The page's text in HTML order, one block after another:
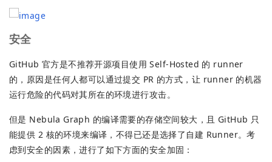
安全
GitHub 官方是不推荐开源项目使用 Self-Hosted 的 runner
的，原因是任何人都可以通过提交 PR 的方式，让 runner 的机器
运行危险的代码对其所在的环境进行攻击。
但是 Nebula Graph 的编译需要的存储空间较大，且 GitHub 只
能提供 2 核的环境来编译，不得已还是选择了自建 Runner。考
虑到安全的因素，进行了如下方面的安全加固：